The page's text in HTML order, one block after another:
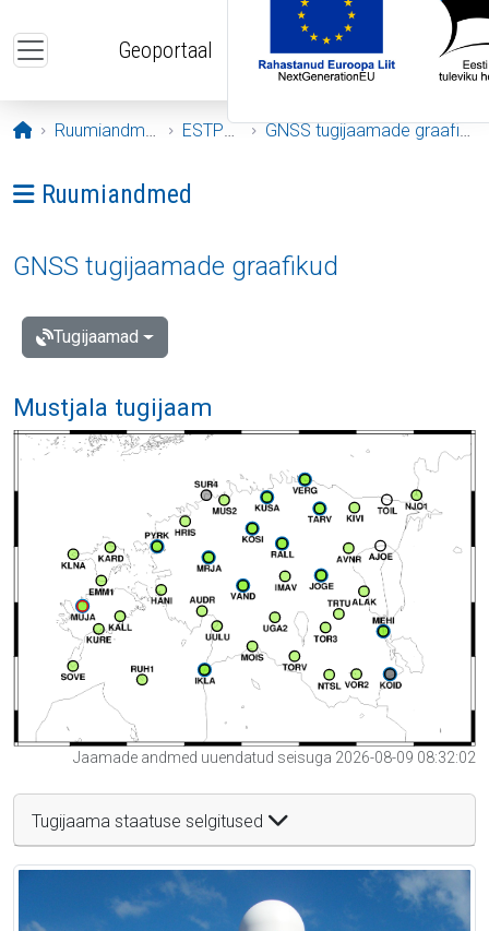
Geoportaal
Avaleht
Ruumiandmed ESTPOS GNSS tugijaamade graafikud
Ava menüü: Ruumiandmed
Ruumiandmed
GNSS tugijaamade graafikud
Tugijaamad
Mustjala tugijaam
Jaamade andmed uuendatud seisuga 2026-08-09 08:32:02
Tugijaama staatuse selgitused